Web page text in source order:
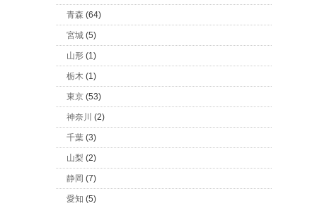
青森 (64)
宮城 (5)
山形 (1)
栃木 (1)
東京 (53)
神奈川 (2)
千葉 (3)
山梨 (2)
静岡 (7)
愛知 (5)